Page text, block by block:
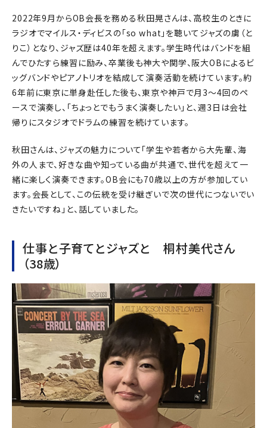
2022年9月からOB会長を務める秋田晃さんは、高校生のときに
ラジオでマイルス・ディビスの「so what」を聴いてジャズの虜（と
りこ）となり、ジャズ歴は40年を超えます。学生時代はバンドを組
んでひたすら練習に励み、卒業後も神大や関学、阪大OBによるビ
ッグバンドやピアノトリオを結成して演奏活動を続けています。約
6年前に東京に単身赴任した後も、東京や神戸で月3～4回のペ
ースで演奏し、「ちょっとでもうまく演奏したい」と、週3日は会社
帰りにスタジオでドラムの練習を続けています。
秋田さんは、ジャズの魅力について「学生や若者から大先輩、海
外の人まで、好きな曲や知っている曲が共通で、世代を超えて一
緒に楽しく演奏できます。OB会にも70歳以上の方が参加してい
ます。会長として、この伝統を受け継ぎいで次の世代につないでい
きたいですね」と、話していました。
仕事と子育てとジャズと 桐村美代さん
（38歳）